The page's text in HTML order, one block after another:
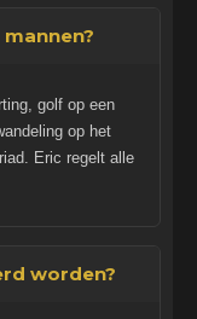
golf op een
op het
Eric regelt alle
worden?